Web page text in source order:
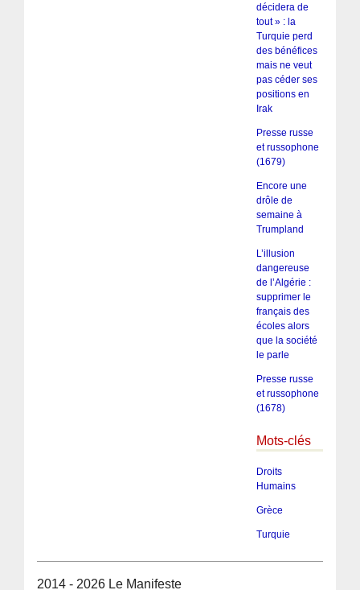
décidera de
tout » : la
Turquie perd
des bénéfices
mais ne veut
pas céder ses
positions en
Irak
Presse russe
et russophone
(1679)
Encore une
drôle de
semaine à
Trumpland
L’illusion
dangereuse
de l’Algérie :
supprimer le
français des
écoles alors
que la société
le parle
Presse russe
et russophone
(1678)
Mots-clés
Droits
Humains
Grèce
Turquie
2014 - 2026 Le Manifeste